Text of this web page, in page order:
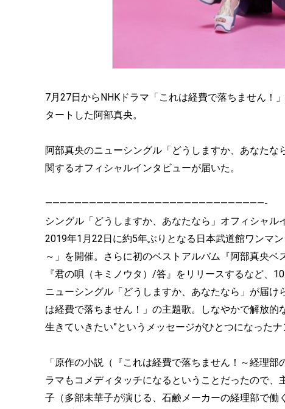
7月27日からNHKドラマ「これは経費で落ちません！
タートした阿部真央。
阿部真央のニューシングル「どうしますか、あなた
関するオフィシャルインタビューが届いた。
——————————————————————————————-
シングル「どうしますか、あなたなら」オフィシャル
2019年1月22日に約5年ぶりとなる日本武道館ワンマ
～」を開催。さらに初のベストアルバム『阿部真央
『君の唄（キミノウタ）/答』をリリースするなど、
ニューシングル「どうしますか、あなたなら」が届
は経費で落ちません！」の主題歌。しなやかで解放
生きていきたい”というメッセージがひとつになったナ
「原作の小説（『これは経費で落ちません！～経理
ラマもコメディタッチになるということだったので
子（多部未華子が演じる、石鹸メーカーの経理部で働